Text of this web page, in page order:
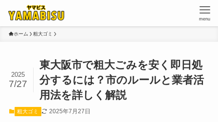
menu
ホーム 粗大ゴミ
東大阪市で粗大ごみを安く即日処
分するには？市のルールと業者活
用法を詳しく解説
2025
7/27
粗大ゴミ 2025年7月27日